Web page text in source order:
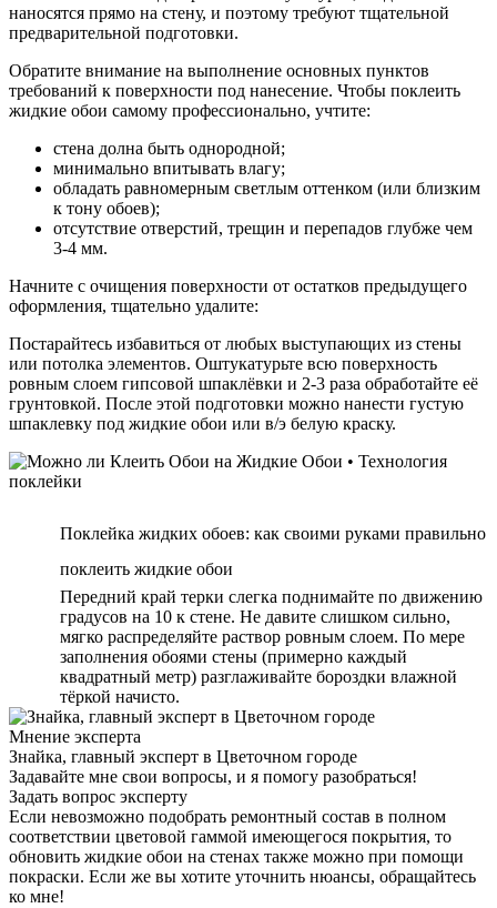
наносятся прямо на стену, и поэтому требуют тщательной
предварительной подготовки.
Обратите внимание на выполнение основных пунктов
требований к поверхности под нанесение. Чтобы поклеить
жидкие обои самому профессионально, учтите:
стена долна быть однородной;
минимально впитывать влагу;
обладать равномерным светлым оттенком (или близким
к тону обоев);
отсутствие отверстий, трещин и перепадов глубже чем
3-4 мм.
Начните с очищения поверхности от остатков предыдущего
оформления, тщательно удалите:
Постарайтесь избавиться от любых выступающих из стены
или потолка элементов. Оштукатурьте всю поверхность
ровным слоем гипсовой шпаклёвки и 2-3 раза обработайте её
грунтовкой. После этой подготовки можно нанести густую
шпаклевку под жидкие обои или в/э белую краску.
Поклейка жидких обоев: как своими руками правильно
поклеить жидкие обои
Передний край терки слегка поднимайте по движению
градусов на 10 к стене. Не давите слишком сильно,
мягко распределяйте раствор ровным слоем. По мере
заполнения обоями стены (примерно каждый
квадратный метр) разглаживайте бороздки влажной
тёркой начисто.
Мнение эксперта
Знайка, главный эксперт в Цветочном городе
Задавайте мне свои вопросы, и я помогу разобраться!
Задать вопрос эксперту
Если невозможно подобрать ремонтный состав в полном
соответствии цветовой гаммой имеющегося покрытия, то
обновить жидкие обои на стенах также можно при помощи
покраски. Если же вы хотите уточнить нюансы, обращайтесь
ко мне!